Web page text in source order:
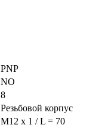
PNP
NO
8
Резьбовой корпус
M12 x 1 / L = 70